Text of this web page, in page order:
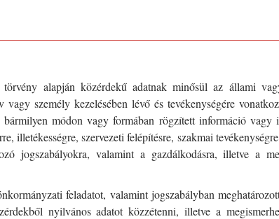
alapján közérdekű adatnak minősül az állami
személy kezelésében lévő és tevékenységére
módon vagy formában rögzített információ vagy
illetékességre, szervezeti felépítésre, szakmai
jogszabályokra, valamint a gazdálkodásra, illetve a
feladatot, valamint jogszabályban
nyilvános adatot közzétenni, illetve a